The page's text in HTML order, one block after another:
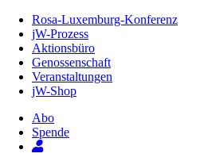
Inhalt
Seite
Rosa-Luxemburg-Konferenz
jW-Prozess
Aktionsbüro
Genossenschaft
Veranstaltungen
jW-Shop
Abo
Spende